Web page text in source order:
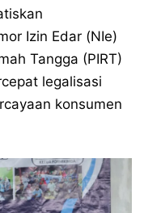
Izin Edar (NIe)
Tangga (PIRT)
legalisasi
konsumen